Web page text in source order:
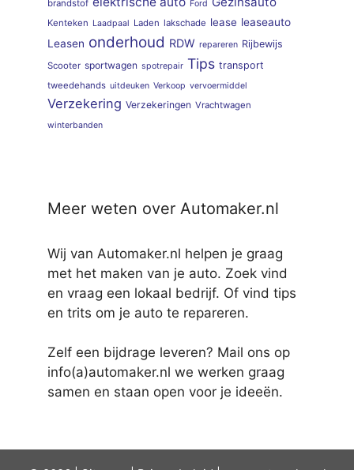
brandstof Ford
Kenteken Laadpaal Laden lakschade lease leaseauto
Leasen onderhoud RDW repareren Rijbewijs
Scooter sportwagen spotrepair Tips transport
tweedehands uitdeuken Verkoop vervoermiddel
Verzekering Verzekeringen Vrachtwagen
winterbanden
Meer weten over Automaker.nl
Wij van Automaker.nl helpen je graag
met het maken van je auto. Zoek vind
en vraag een lokaal bedrijf. Of vind tips
en trits om je auto te repareren.
Zelf een bijdrage leveren? Mail ons op
info(a)automaker.nl we werken graag
samen en staan open voor je ideeën.